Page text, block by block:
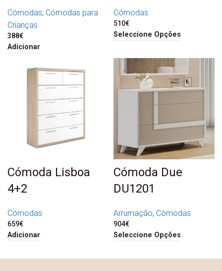
Cómodas, Cómodas para
Crianças
388€
Adicionar
Cómodas
510€
Seleccione Opções
Cómoda Lisboa
4+2
Cómodas
659€
Adicionar
Cómoda Due
DU1201
Arrumação, Cómodas
904€
Seleccione Opções